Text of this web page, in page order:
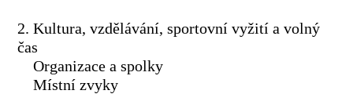
2. Kultura, vzdělávání, sportovní vyžití a volný
čas
Organizace a spolky
Místní zvyky